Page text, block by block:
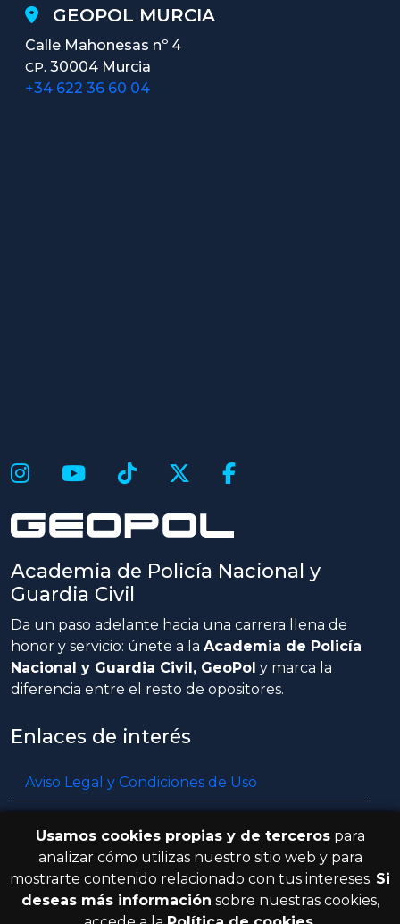
GEOPOL MURCIA
Calle Mahonesas nº 4
CP. 30004 Murcia
+34 622 36 60 04
Academia de Policía Nacional y
Guardia Civil
Da un paso adelante hacia una carrera llena de
honor y servicio: únete a la Academia de Policía
Nacional y Guardia Civil, GeoPol y marca la
diferencia entre el resto de opositores.
Enlaces de interés
Aviso Legal y Condiciones de Uso
Política de cookies
Resolución de litigios en línea
Usamos cookies propias y de tercerospara
analizar cómo utilizas nuestro sitio web y para
mostrarte contenido relacionado con tus intereses. Si
deseas más información sobre nuestras cookies,